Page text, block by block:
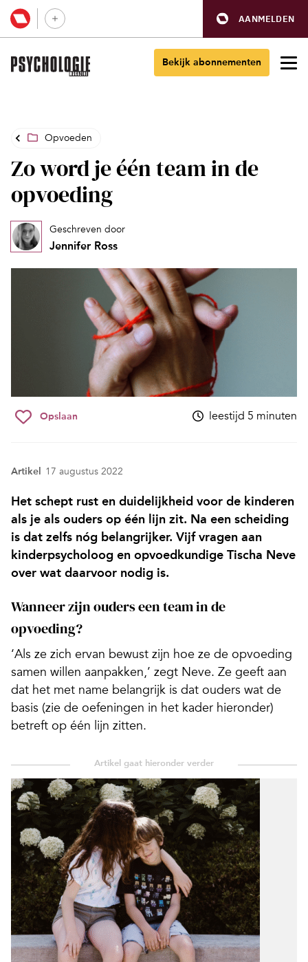
AANMELDEN
Bekijk abonnementen
Opvoeden
Zo word je één team in de
opvoeding
Geschreven door
Jennifer Ross
Opslaan leestijd 5 minuten
Artikel 17 augustus 2022
Het schept rust en duidelijkheid voor de kinderen
als je als ouders op één lijn zit. Na een scheiding
is dat zelfs nóg belangrijker. Vijf vragen aan
kinderpsycholoog en opvoedkundige Tischa Neve
over wat daarvoor nodig is.
Wanneer zijn ouders een team in de
opvoeding?
‘Als ze zich ervan bewust zijn hoe ze de opvoeding
samen willen aanpakken,’ zegt Neve. Ze geeft aan
dat het met name belangrijk is dat ouders wat de
basis (zie de oefeningen in het kader hieronder)
betreft op één lijn zitten.